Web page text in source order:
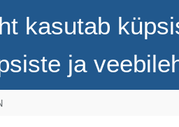
kasutab
ja